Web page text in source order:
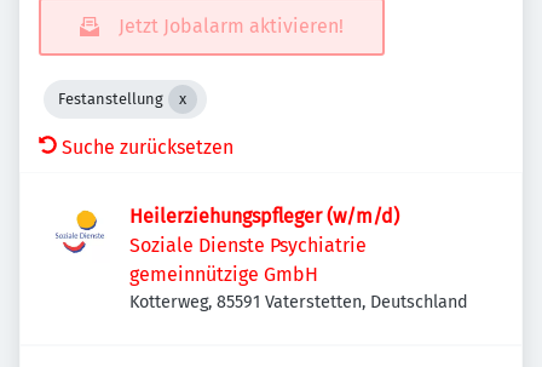
Jetzt Jobalarm aktivieren!
Festanstellung
Suche zurücksetzen
Heilerziehungspfleger (w/m/d)
Soziale Dienste Psychiatrie
gemeinnützige GmbH
Kotterweg, 85591 Vaterstetten, Deutschland